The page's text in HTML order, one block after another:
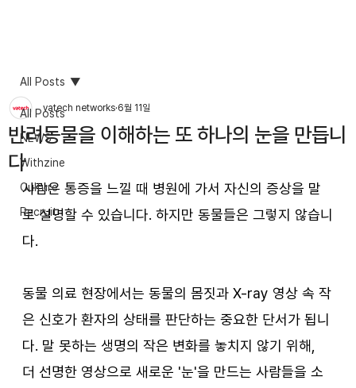
All Posts
NEWS
Withzine
Culture
Recruit
All Posts
반려동물을 이해하는 또 하나의 눈을 만듭니
다
vatech networks 6월 11일
사람은 통증을 느낄 때 병원에 가서 자신의 증상을 말
로 설명할 수 있습니다. 하지만 동물들은 그렇지 않습니
다.
동물 의료 현장에서는 동물의 몸짓과 X-ray 영상 속 작
은 신호가 환자의 상태를 판단하는 중요한 단서가 됩니
다. 말 못하는 생명의 작은 변화를 놓치지 않기 위해,
더 선명한 영상으로 새로운 '눈'을 만드는 사람들을 소